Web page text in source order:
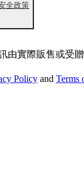
全政策
由實際販售或受
Policy and Terms